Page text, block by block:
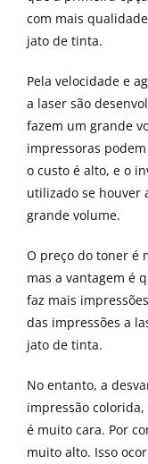
com mais
jato de tinta.
Pela velocidade e
a laser são
fazem um grande
impressoras
o custo é alto, e o
utilizado se houver
grande volume.
O preço do toner é
mas a vantagem é
faz mais
das impressões a
jato de tinta.
No entanto, a
impressão
é muito cara. Por
muito alto. Isso